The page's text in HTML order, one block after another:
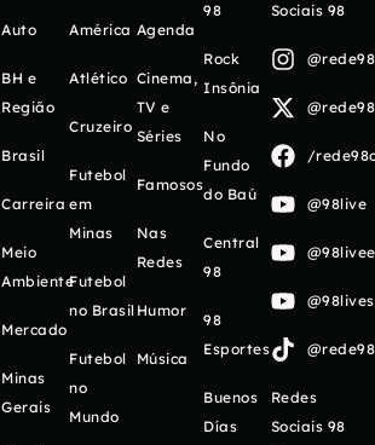
Auto
BH e
Região
Brasil
Carreira
Meio
Ambiente
Mercado
Minas
Gerais
América
Atlético
Cruzeiro
Futebol
em
Minas
Futebol
no Brasil
Futebol
no
Mundo
Agenda
Cinema,
TV e
Séries
Famosos
Nas
Redes
Humor
Música
98
Rock
Insônia
No
Fundo
do Baú
Central
98
98
Esportes
Buenos
Días
Sociais 98
/
@98live
Redes
Sociais 98